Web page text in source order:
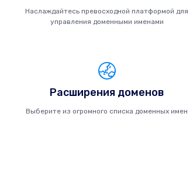
Наслаждайтесь превосходной платформой для
управления доменными именами
Расширения доменов
Выберите из огромного списка доменных имен